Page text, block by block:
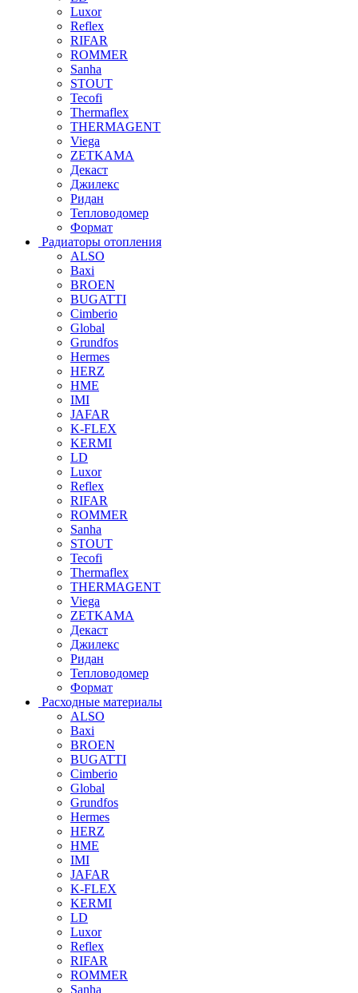
Luxor
Reflex
RIFAR
ROMMER
Sanha
STOUT
Tecofi
Thermaflex
THERMAGENT
Viega
ZETKAMA
Декаст
Джилекс
Ридан
Тепловодомер
Формат
Радиаторы отопления
ALSO
Baxi
BROEN
BUGATTI
Cimberio
Global
Grundfos
Hermes
HERZ
HME
IMI
JAFAR
K-FLEX
KERMI
LD
Luxor
Reflex
RIFAR
ROMMER
Sanha
STOUT
Tecofi
Thermaflex
THERMAGENT
Viega
ZETKAMA
Декаст
Джилекс
Ридан
Тепловодомер
Формат
Расходные материалы
ALSO
Baxi
BROEN
BUGATTI
Cimberio
Global
Grundfos
Hermes
HERZ
HME
IMI
JAFAR
K-FLEX
KERMI
LD
Luxor
Reflex
RIFAR
ROMMER
Sanha